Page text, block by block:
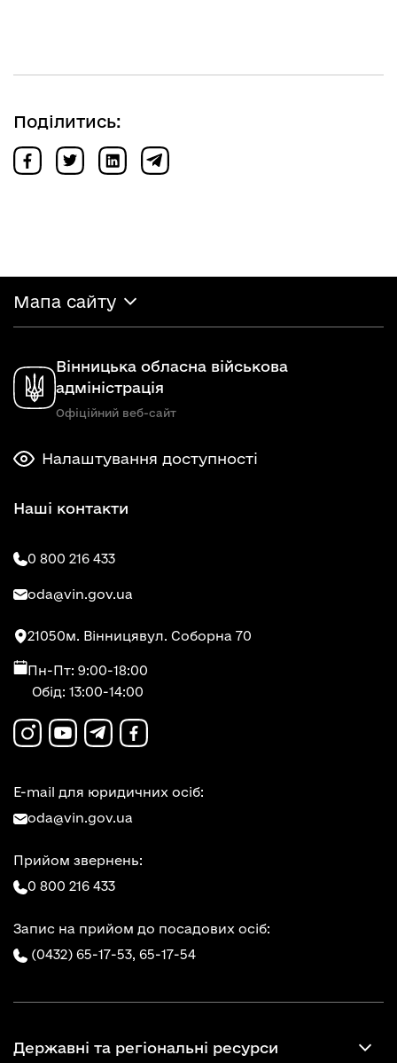
Поділитись:
Мапа сайту
Вінницька обласна військова
адміністрація
Офіційний веб-сайт
Налаштування доступності
Наші контакти
0 800 216 433
oda@vin.gov.ua
21050м. Вінницявул. Соборна 70
Пн-Пт: 9:00-18:00
Обід: 13:00-14:00
E-mail для юридичних осіб:
oda@vin.gov.ua
Прийом звернень:
0 800 216 433
Запис на прийом до посадових осіб:
(0432) 65-17-53, 65-17-54
Державні та регіональні ресурси